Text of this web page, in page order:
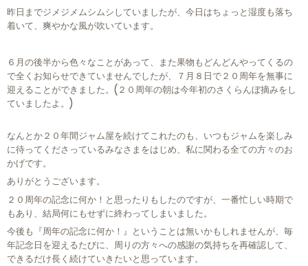
昨日までジメジメムシムシしていましたが、今日はちょっと湿度も落ち
着いて、爽やかな風が吹いています。
６月の後半から色々なことがあって、また果物もどんどんやってくるの
で全くお知らせできていませんでしたが、７月８日で２０周年を無事に
迎えることができました。(２０周年の朝は今年初のさくらんぼ摘みをし
ていましたよ。)
なんとか２０年間ジャム屋を続けてこれたのも、いつもジャムを楽しみ
に待ってくださっているみなさまをはじめ、私に関わる全ての方々のお
かげです。
ありがとうございます。
２０周年の記念に何か！と思ったりもしたのですが、一番忙しい時期で
もあり、結局何にもせずに終わってしまいました。
今後も『周年の記念に何か！』ということは無いかもしれませんが、毎
年記念日を迎えるたびに、周りの方々への感謝の気持ちを再確認して、
できるだけ長く続けていきたいと思っています。